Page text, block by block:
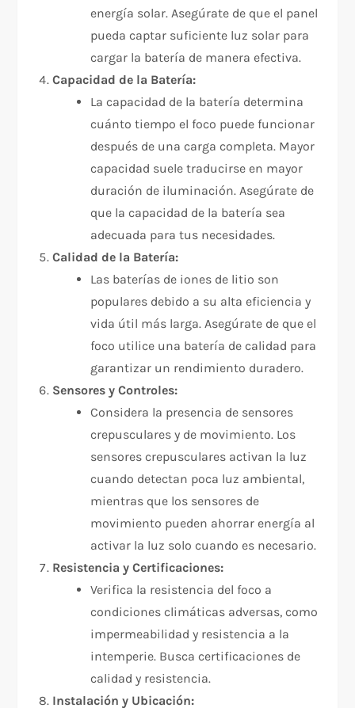
energía solar. Asegúrate de que el panel
pueda captar suficiente luz solar para
cargar la batería de manera efectiva.
Capacidad de la Batería:
La capacidad de la batería determina
cuánto tiempo el foco puede funcionar
después de una carga completa. Mayor
capacidad suele traducirse en mayor
duración de iluminación. Asegúrate de
que la capacidad de la batería sea
adecuada para tus necesidades.
Calidad de la Batería:
Las baterías de iones de litio son
populares debido a su alta eficiencia y
vida útil más larga. Asegúrate de que el
foco utilice una batería de calidad para
garantizar un rendimiento duradero.
Sensores y Controles:
Considera la presencia de sensores
crepusculares y de movimiento. Los
sensores crepusculares activan la luz
cuando detectan poca luz ambiental,
mientras que los sensores de
movimiento pueden ahorrar energía al
activar la luz solo cuando es necesario.
Resistencia y Certificaciones:
Verifica la resistencia del foco a
condiciones climáticas adversas, como
impermeabilidad y resistencia a la
intemperie. Busca certificaciones de
calidad y resistencia.
Instalación y Ubicación: